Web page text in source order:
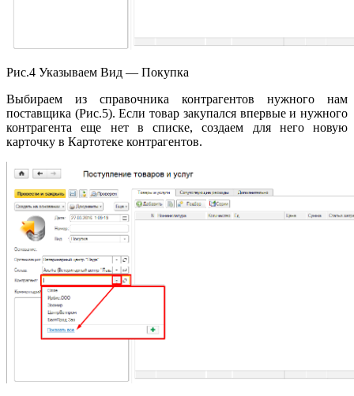
Рис.4 Указываем Вид — Покупка
Выбираем из справочника контрагентов нужного нам
поставщика (Рис.5). Если товар закупался впервые и нужного
контрагента еще нет в списке, создаем для него новую
карточку в Картотеке контрагентов.